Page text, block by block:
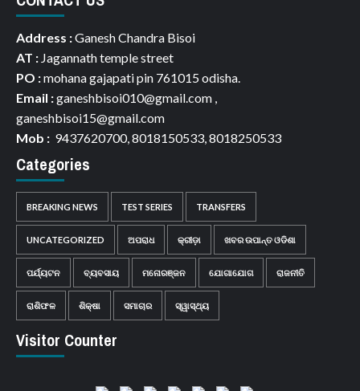
Address :Ganesh Chandra Bisoi
AT : Jagannath temple street
PO :mohana gajapati pin 761015 odisha.
Email :ganeshbisoi010@gmail.com ,
ganeshbisoi15@gmail.com
Mob : 9437620700, 8018150533, 8018250533
Categories
BREAKING NEWS TEST SERIES TRANSFERS
UNCATEGORIZED ଅପରାଧ କ୍ରୀଡ଼ା ଖବର ଉପାନ୍ତ ଓଡିଶା
ପର୍ଯ୍ୟଟନ ବ୍ୟବସାୟ ମନୋରଞ୍ଜନ ଯୋଗାଯୋଗ ରାଜନୀତି
ରାଶିଫଳ ଶିକ୍ଷା ସମାଚାର ସ୍ୱାସ୍ଥ୍ୟ
Visitor Counter